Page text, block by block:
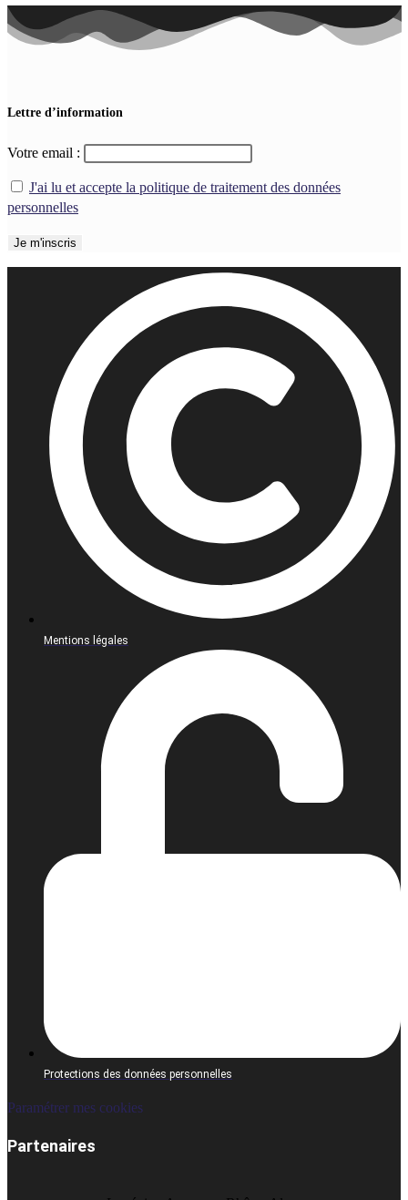
Lettre d’information
Votre email :
J'ai lu et accepte la politique de traitement des données
personnelles
Mentions légales
Protections des données personnelles
Paramétrer mes cookies
Partenaires